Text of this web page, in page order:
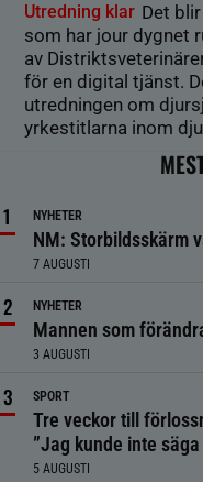
Utredning klar Det
som har jour dygnet
av
för en digital tjänst.
utredningen om
yrkestitlarna inom
NYHETER
NM: Storbildsskärm
7 AUGUSTI
NYHETER
Mannen som
3 AUGUSTI
SPORT
Tre veckor till
”Jag kunde inte säga
5 AUGUSTI